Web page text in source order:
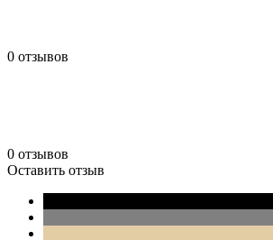
0 отзывов
0 отзывов
Оставить отзыв